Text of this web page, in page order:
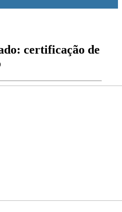
certificação de